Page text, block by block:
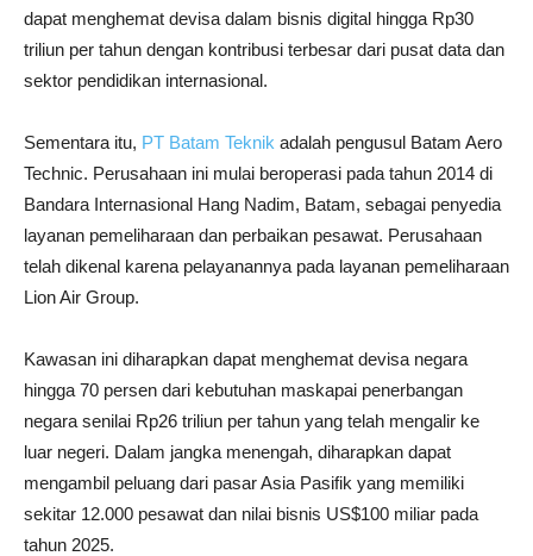
dapat menghemat devisa dalam bisnis digital hingga Rp30
triliun per tahun dengan kontribusi terbesar dari pusat data dan
sektor pendidikan internasional.
Sementara itu, PT Batam Teknik adalah pengusul Batam Aero
Technic. Perusahaan ini mulai beroperasi pada tahun 2014 di
Bandara Internasional Hang Nadim, Batam, sebagai penyedia
layanan pemeliharaan dan perbaikan pesawat. Perusahaan
telah dikenal karena pelayanannya pada layanan pemeliharaan
Lion Air Group.
Kawasan ini diharapkan dapat menghemat devisa negara
hingga 70 persen dari kebutuhan maskapai penerbangan
negara senilai Rp26 triliun per tahun yang telah mengalir ke
luar negeri. Dalam jangka menengah, diharapkan dapat
mengambil peluang dari pasar Asia Pasifik yang memiliki
sekitar 12.000 pesawat dan nilai bisnis US$100 miliar pada
tahun 2025.